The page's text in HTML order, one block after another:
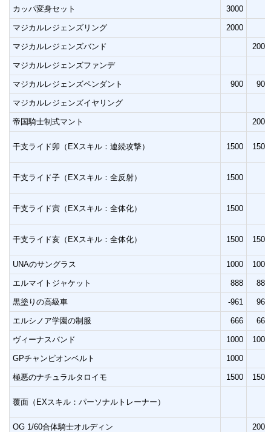
カッパ変身セット 3000
マジカルレジェンズリング 2000
マジカルレジェンズバンド 2000
マジカルレジェンズファンデ
マジカルレジェンズペンダント 900 900
マジカルレジェンズイヤリング
帝国騎士制式マント 2000
干支ライド卯（EXスキル：連続攻撃） 1500 1500
干支ライド子（EXスキル：全反射） 1500
干支ライド寅（EXスキル：全体化） 1500
干支ライド亥（EXスキル：全体化） 1500 1500
UNAのサングラス 1000 1000
エルマイトジャケット 888 888
黒塗りの高級車 -961 961
エルシノア学園の制服 666 666
ヴィーナスバンド 1000 1000
GPチャンピオンベルト 1000
極悪のナチュラルタロイモ 1500 1500
覆面（EXスキル：パーソナルトレーナー）
OG 1/60合体騎士オルディン 2000